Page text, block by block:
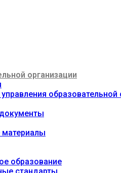
организации
образовательной
образование